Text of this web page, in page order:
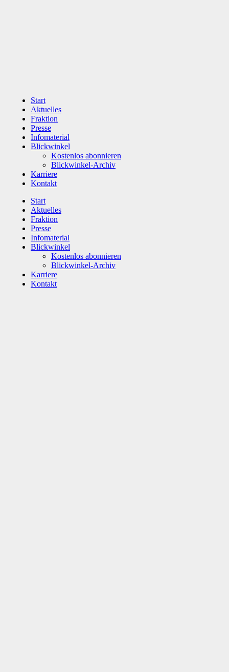
Start
Aktuelles
Fraktion
Presse
Infomaterial
Blickwinkel
Kostenlos abonnieren
Blickwinkel-Archiv
Karriere
Kontakt
Start
Aktuelles
Fraktion
Presse
Infomaterial
Blickwinkel
Kostenlos abonnieren
Blickwinkel-Archiv
Karriere
Kontakt